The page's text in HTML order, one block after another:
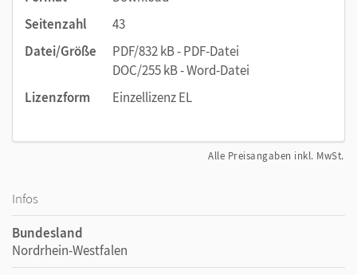
Seitenzahl
43
Datei/Größe
PDF/832 kB - PDF-Datei
DOC/255 kB - Word-Datei
Lizenzform
Einzellizenz EL
Alle Preisangaben inkl. MwSt.
Infos
Bundesland
Nordrhein-Westfalen